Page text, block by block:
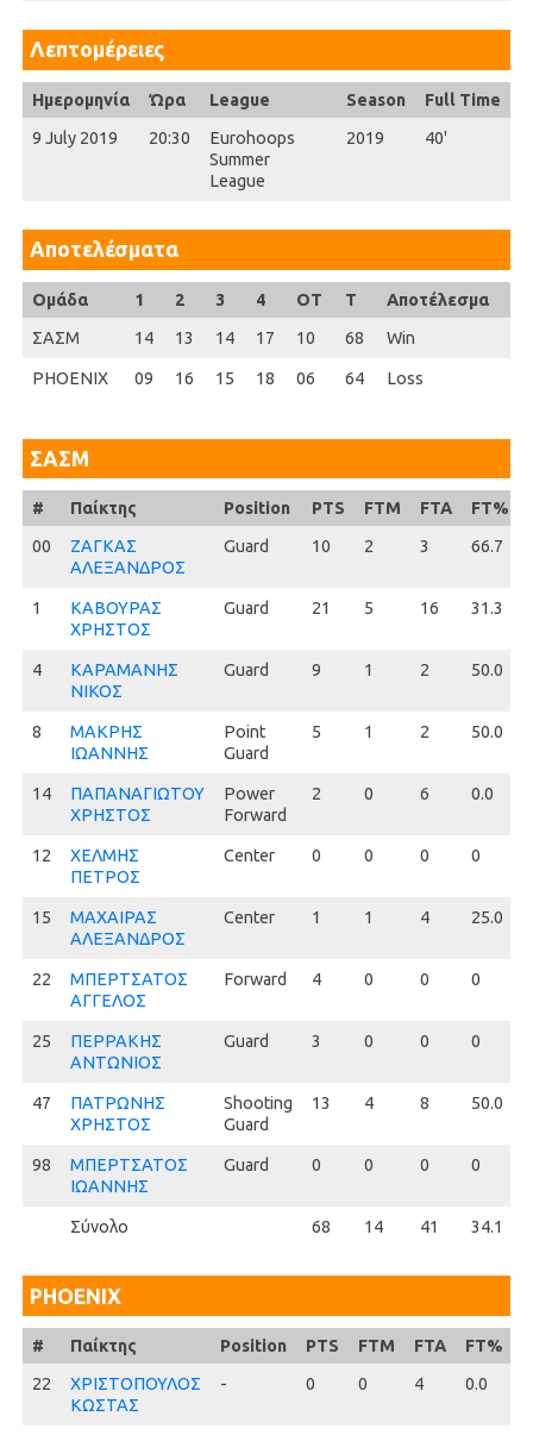
Λεπτομέρειες
Ημερομηνία Ώρα League Season
Full Time
9 July 2019
20:30
Eurohoops
Summer
League
2019 40'
Αποτελέσματα
Ομάδα 1 2 3 4 OT T
Αποτέλεσμα
ΣΑΣΜ
14 13 14 17 10 68 Win
PHOENIX 09 16 15 18 06 64 Loss
ΣΑΣΜ
#
00
1
4
8
14
12
15
22
25
47
98
# Παίκτης Position PTS FTM FTA FT%
00
ΖΑΓΚΑΣ
ΑΛΕΞΑΝΔΡΟΣ
Guard 10 2 3 66.7
1
ΚΑΒΟΥΡΑΣ
ΧΡΗΣΤΟΣ
Guard 21 5 16 31.3
4
ΚΑΡΑΜΑΝΗΣ
ΝΙΚΟΣ
Guard 9 1 2 50.0
8
ΜΑΚΡΗΣ
ΙΩΑΝΝΗΣ
Point
Guard
5 1 2 50.0
14
ΠΑΠΑΝΑΓΙΩΤΟΥ
ΧΡΗΣΤΟΣ
Power
Forward
2 0 6 0.0
12
ΧΕΛΜΗΣ
ΠΕΤΡΟΣ
Center 0 0 0 0
15
ΜΑΧΑΙΡΑΣ
ΑΛΕΞΑΝΔΡΟΣ
Center 1 1 4 25.0
22
ΜΠΕΡΤΣΑΤΟΣ
ΑΓΓΕΛΟΣ
Forward 4 0 0 0
25
ΠΕΡΡΑΚΗΣ
ΑΝΤΩΝΙΟΣ
Guard 3 0 0 0
47
ΠΑΤΡΩΝΗΣ
ΧΡΗΣΤΟΣ
Shooting
Guard
13 4 8 50.0
98
ΜΠΕΡΤΣΑΤΟΣ
ΙΩΑΝΝΗΣ
Guard 0 0 0 0
Σύνολο 68 14 41 34.1
PHOENIX
#
22
# Παίκτης Position PTS FTM FTA FT%
22
ΧΡΙΣΤΟΠΟΥΛΟΣ
ΚΩΣΤΑΣ
- 0 0 4 0.0